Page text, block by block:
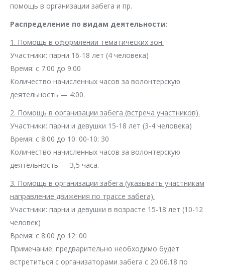
помощь в организации забега и пр.
Распределение по видам деятельности:
1. Помощь в оформлении тематических зон.
Участники: парни 16-18 лет (4 человека)
Время: с 7:00 до 9:00
Количество начисленных часов за волонтерскую
деятельность — 4:00.
2. Помощь в организации забега (встреча участников).
Участники: парни и девушки 15-18 лет (3-4 человека)
Время: с 8:00 до 10: 00-10: 30
Количество начисленных часов за волонтерскую
деятельность — 3,5 часа.
3. Помощь в организации забега (указывать участникам
направление движения по трассе забега).
Участники: парни и девушки в возрасте 15-18 лет (10-12
человек)
Время: с 8:00 до 12: 00
Примечание: предварительно необходимо будет
встретиться с организаторами забега с 20.06.18 по